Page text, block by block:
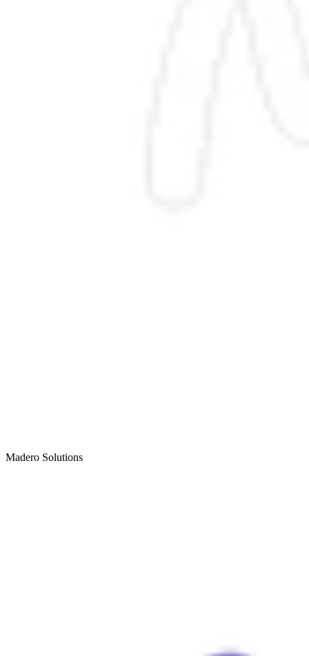
Madero Solutions